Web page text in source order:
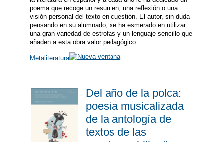
poema que recoge un resumen, una reflexión o una
visión personal del texto en cuestión. El autor, sin duda
pensando en su alumnado, se ha esmerado en utilizar
una gran variedad de estrofas y un lenguaje sencillo que
añaden a esta obra valor pedagógico.
Metaliteratura
Del año de la polca:
poesía musicalizada
de la antología de
textos de las